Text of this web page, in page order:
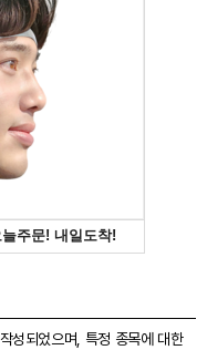
성되었으며, 특정 종목에 대한